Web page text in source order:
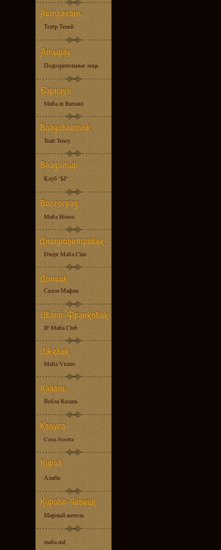
Театр Теней
Подозрительные лица
Mafia in Barnaul
Teatr Teney
Клуб "Ы"
Mafia House
Dnepr Mafia Clan
Салон Мафии
IF Mafia Club
Mafia Vicino
Вобла Казань
Cosa-Nostra
Алиби
Мирный житель
mafia.md